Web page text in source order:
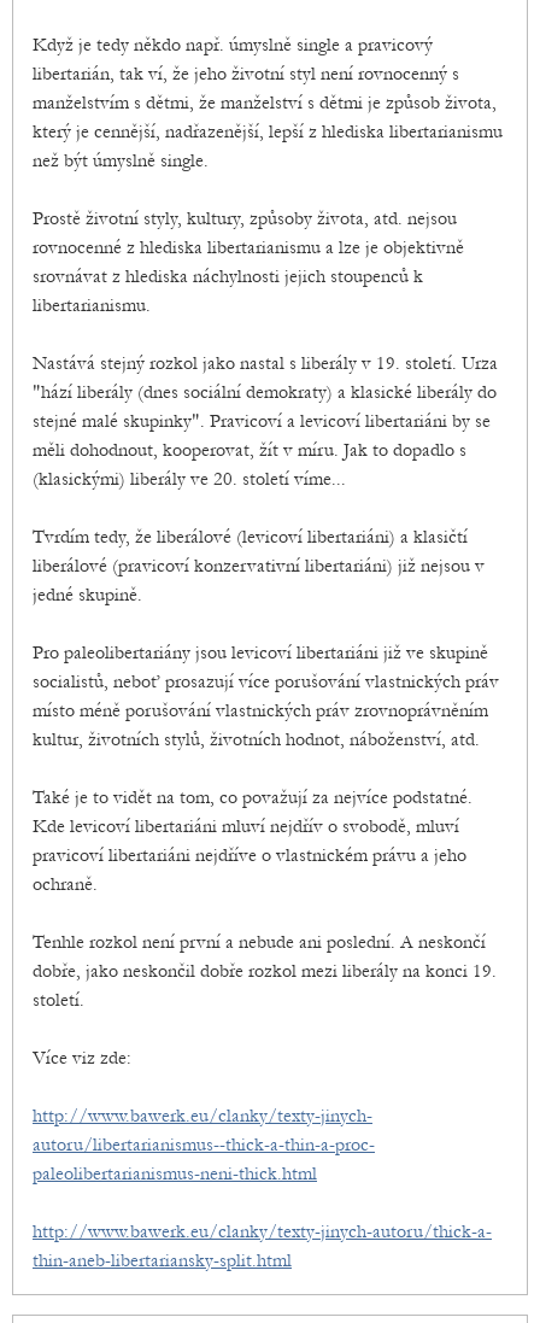
Když je tedy někdo např. úmyslně single a pravicový
libertarián, tak ví, že jeho životní styl není rovnocenný s
manželstvím s dětmi, že manželství s dětmi je způsob života,
který je cennější, nadřazenější, lepší z hlediska libertarianismu
než být úmyslně single.
Prostě životní styly, kultury, způsoby života, atd. nejsou
rovnocenné z hlediska libertarianismu a lze je objektivně
srovnávat z hlediska náchylnosti jejich stoupenců k
libertarianismu.
Nastává stejný rozkol jako nastal s liberály v 19. století. Urza
"hází liberály (dnes sociální demokraty) a klasické liberály do
stejné malé skupinky". Pravicoví a levicoví libertariáni by se
měli dohodnout, kooperovat, žít v míru. Jak to dopadlo s
(klasickými) liberály ve 20. století víme...
Tvrdím tedy, že liberálové (levicoví libertariáni) a klasičtí
liberálové (pravicoví konzervativní libertariáni) již nejsou v
jedné skupině.
Pro paleolibertariány jsou levicoví libertariáni již ve skupině
socialistů, neboť prosazují více porušování vlastnických práv
místo méně porušování vlastnických práv zrovnoprávněním
kultur, životních stylů, životních hodnot, náboženství, atd.
Také je to vidět na tom, co považují za nejvíce podstatné.
Kde levicoví libertariáni mluví nejdřív o svobodě, mluví
pravicoví libertariáni nejdříve o vlastnickém právu a jeho
ochraně.
Tenhle rozkol není první a nebude ani poslední. A neskončí
dobře, jako neskončil dobře rozkol mezi liberály na konci 19.
století.
Více viz zde:
http://www.bawerk.eu/clanky/texty-jinych-
autoru/libertarianismus--thick-a-thin-a-proc-
paleolibertarianismus-neni-thick.html
http://www.bawerk.eu/clanky/texty-jinych-autoru/thick-a-
thin-aneb-libertariansky-split.html